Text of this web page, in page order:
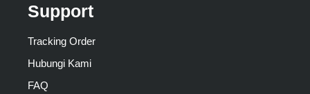
Support
Tracking Order
Hubungi Kami
FAQ